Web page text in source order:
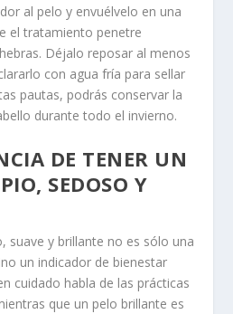
al pelo y envuélvelo en una
el tratamiento penetre
Déjalo reposar al menos
con agua fría para sellar
pautas, podrás conservar la
durante todo el invierno.
DE TENER UN
SEDOSO Y
suave y brillante no es sólo una
un indicador de bienestar
cuidado habla de las prácticas
que un pelo brillante es